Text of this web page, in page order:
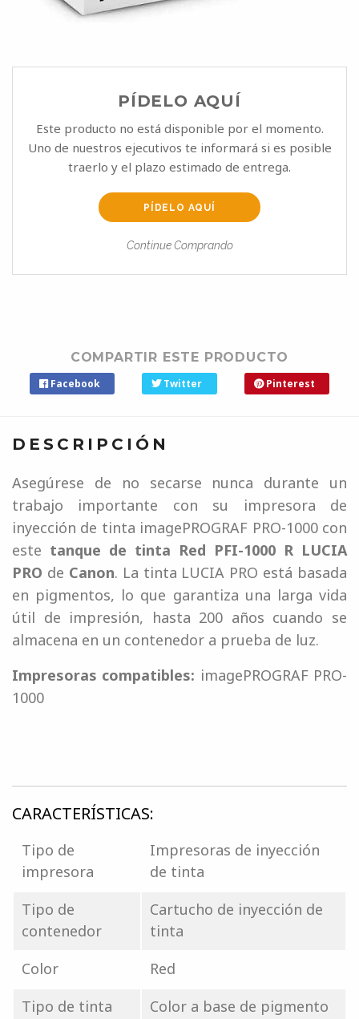
PÍDELO AQUÍ
Este producto no está disponible por el momento.
Uno de nuestros ejecutivos te informará si es posible
traerlo y el plazo estimado de entrega.
PÍDELO AQUÍ
Continue Comprando
COMPARTIR ESTE PRODUCTO
Facebook Twitter Pinterest
DESCRIPCIÓN
Asegúrese de no secarse nunca durante un
trabajo importante con su impresora de
inyección de tinta imagePROGRAF PRO-1000 con
este tanque de tinta Red PFI-1000 R LUCIA
PRO de Canon. La tinta LUCIA PRO está basada
en pigmentos, lo que garantiza una larga vida
útil de impresión, hasta 200 años cuando se
almacena en un contenedor a prueba de luz.
Impresoras compatibles: imagePROGRAF PRO-
1000
CARACTERÍSTICAS:
Tipo de
impresora
Impresoras de inyección
de tinta
Tipo de
contenedor
Cartucho de inyección de
tinta
Color
Red
Tipo de tinta
Color a base de pigmento